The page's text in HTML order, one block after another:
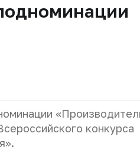
конкурса